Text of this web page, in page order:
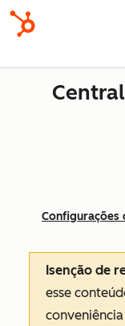
Configurações
Isenção de
esse